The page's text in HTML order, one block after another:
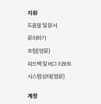
지원
도움말 및 문서
문의하기
포럼
피드백 및 버그 리포트
시스템 상태
계정